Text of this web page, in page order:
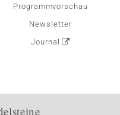
Programmvorschau
Newsletter
Journal